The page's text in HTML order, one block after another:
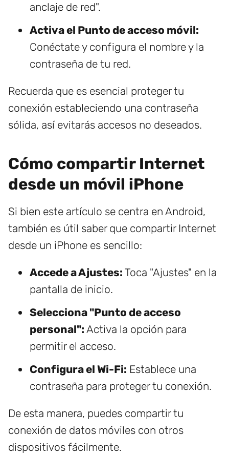
anclaje de red".
Activa el Punto de acceso móvil:
Conéctate y configura el nombre y la
contraseña de tu red.
Recuerda que es esencial proteger tu
conexión estableciendo una contraseña
sólida, así evitarás accesos no deseados.
Cómo compartir Internet
desde un móvil iPhone
Si bien este artículo se centra en Android,
también es útil saber que compartir Internet
desde un iPhone es sencillo:
Accede a Ajustes: Toca "Ajustes" en la
pantalla de inicio.
Selecciona "Punto de acceso
personal": Activa la opción para
permitir el acceso.
Configura el Wi-Fi: Establece una
contraseña para proteger tu conexión.
De esta manera, puedes compartir tu
conexión de datos móviles con otros
dispositivos fácilmente.